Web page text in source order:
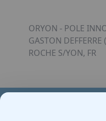
ORYON - POLE
GASTON
ROCHE S/YON, FR